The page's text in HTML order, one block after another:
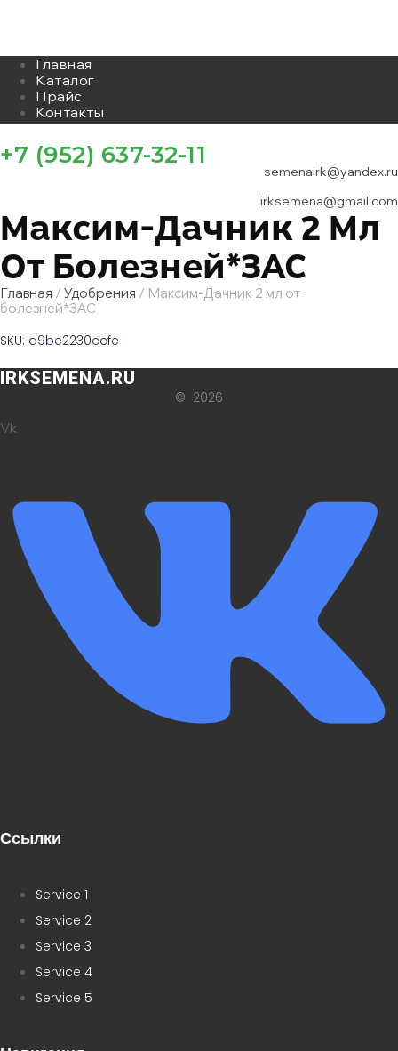
Главная
Каталог
Прайс
Контакты
+7 (952) 637-32-11
semenairk@yandex.ru
irksemena@gmail.com
Максим-Дачник 2 Мл
От Болезней*ЗАС
Главная / Удобрения / Максим-Дачник 2 мл от
болезней*ЗАС
SKU: a9be2230ccfe
IRKSEMENA.RU
© 2026
Vk
Ссылки
Service 1
Service 2
Service 3
Service 4
Service 5